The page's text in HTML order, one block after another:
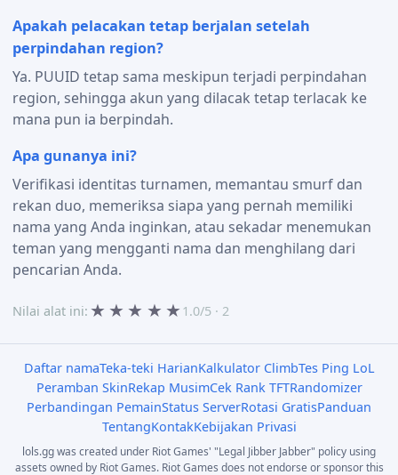
Apakah pelacakan tetap berjalan setelah
perpindahan region?
Ya. PUUID tetap sama meskipun terjadi perpindahan
region, sehingga akun yang dilacak tetap terlacak ke
mana pun ia berpindah.
Apa gunanya ini?
Verifikasi identitas turnamen, memantau smurf dan
rekan duo, memeriksa siapa yang pernah memiliki
nama yang Anda inginkan, atau sekadar menemukan
teman yang mengganti nama dan menghilang dari
pencarian Anda.
Nilai alat ini: ★ ★ ★ ★ ★ 1.0/5 · 2
Daftar namaTeka-teki HarianKalkulator ClimbTes Ping LoL
Peramban SkinRekap MusimCek Rank TFTRandomizer
Perbandingan PemainStatus ServerRotasi GratisPanduan
TentangKontakKebijakan Privasi
lols.gg was created under Riot Games' "Legal Jibber Jabber" policy using
assets owned by Riot Games. Riot Games does not endorse or sponsor this